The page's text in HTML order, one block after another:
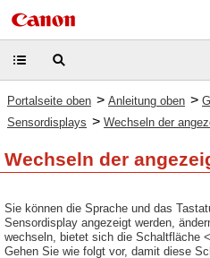
Portalseite oben > Anleitung oben >
Sensordisplays > Wechseln der
Wechseln der
Sie können die Sprache und das
Sensordisplay angezeigt werden,
wechseln, bietet sich die Schaltfläche
Gehen Sie wie folgt vor, damit diese